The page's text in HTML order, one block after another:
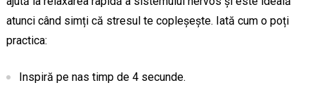
atunci când simți că stresul te copleșește. Iată cum o poți
practica:
Inspiră pe nas timp de 4 secunde.